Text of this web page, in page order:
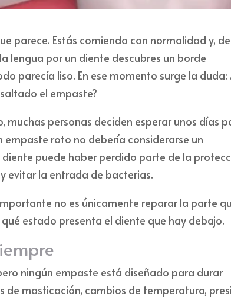
parece. Estás comiendo con normalidad y, de
lengua por un diente descubres un borde
parecía liso. En ese momento surge la duda:
el empaste?
personas deciden esperar unos días
empaste roto no debería considerarse un
puede haber perdido parte de la
evitar la entrada de bacterias.
no es únicamente reparar la parte
estado presenta el diente que hay debajo.
ningún empaste está diseñado para durar
de masticación, cambios de temperatura,